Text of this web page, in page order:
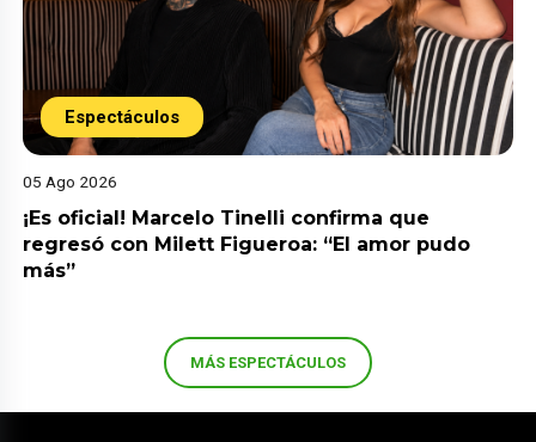
Espectáculos
05 Ago 2026
¡Es oficial! Marcelo Tinelli confirma que
regresó con Milett Figueroa: “El amor pudo
más”
MÁS ESPECTÁCULOS